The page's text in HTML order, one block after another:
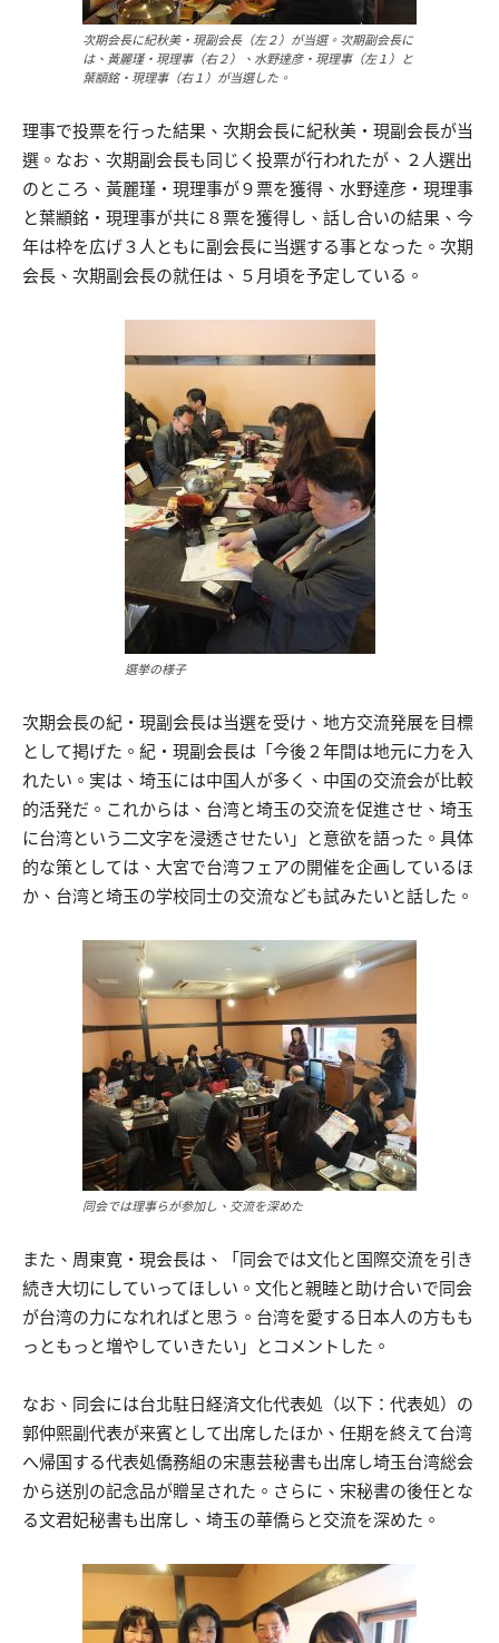
次期会長に紀秋美・現副会長（左２）が当選。次期副会長に
は、黃麗瑾・現理事（右２）、水野達彦・現理事（左１）と
葉顓銘・現理事（右１）が当選した。
理事で投票を行った結果、次期会長に紀秋美・現副会長が当
選。なお、次期副会長も同じく投票が行われたが、２人選出
のところ、黃麗瑾・現理事が９票を獲得、水野達彦・現理事
と葉顓銘・現理事が共に８票を獲得し、話し合いの結果、今
年は枠を広げ３人ともに副会長に当選する事となった。次期
会長、次期副会長の就任は、５月頃を予定している。
選挙の様子
次期会長の紀・現副会長は当選を受け、地方交流発展を目標
として掲げた。紀・現副会長は「今後２年間は地元に力を入
れたい。実は、埼玉には中国人が多く、中国の交流会が比較
的活発だ。これからは、台湾と埼玉の交流を促進させ、埼玉
に台湾という二文字を浸透させたい」と意欲を語った。具体
的な策としては、大宮で台湾フェアの開催を企画しているほ
か、台湾と埼玉の学校同士の交流なども試みたいと話した。
同会では理事らが参加し、交流を深めた
また、周東寛・現会長は、「同会では文化と国際交流を引き
続き大切にしていってほしい。文化と親睦と助け合いで同会
が台湾の力になれればと思う。台湾を愛する日本人の方もも
っともっと増やしていきたい」とコメントした。
なお、同会には台北駐日経済文化代表処（以下：代表処）の
郭仲熙副代表が来賓として出席したほか、任期を終えて台湾
へ帰国する代表処僑務組の宋惠芸秘書も出席し埼玉台湾総会
から送別の記念品が贈呈された。さらに、宋秘書の後任とな
る文君妃秘書も出席し、埼玉の華僑らと交流を深めた。